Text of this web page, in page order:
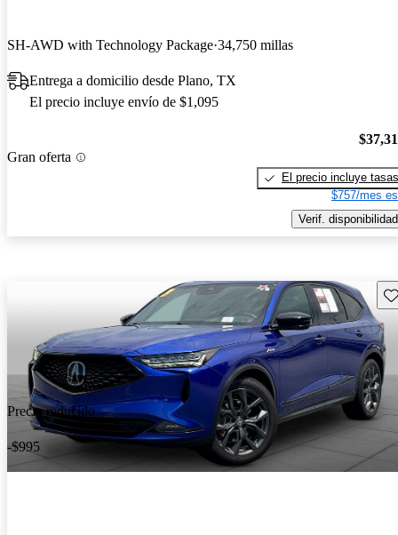
SH-AWD with Technology Package 34,750 millas
Entrega a domicilio desde Plano, TX
El precio incluye envío de $1,095
Gran oferta
El precio incluye tasas
$757/mes
Verif. disponibilidad
Precio reducido
-$995